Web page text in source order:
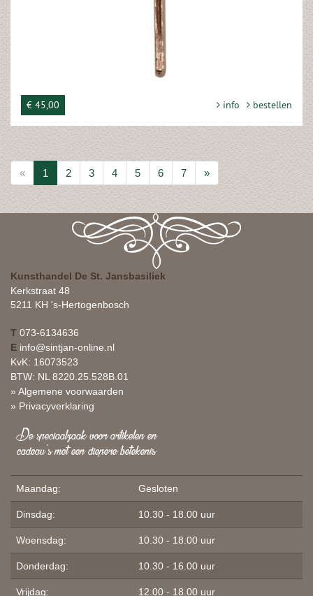
€ 45,00 info bestellen
« 1 2 3 4 5 6 7 »
Kunsthandel De St. Jansbasiliek
Kerkstraat 48
5211 KH 's-Hertogenbosch
T 073-6134636
E info@sintjan-online.nl
KvK: 16073523
BTW: NL 8220.25.528B.01
» Algemene voorwaarden
» Privacyverklaring
De speciaalzaak voor artikelen en
cadeau's met een diepere betekenis
Maandag: Gesloten
Dinsdag: 10.30 - 18.00 uur
Woensdag: 10.30 - 18.00 uur
Donderdag: 10.30 - 16.00 uur
Vrijdag: 12.00 - 18.00 uur